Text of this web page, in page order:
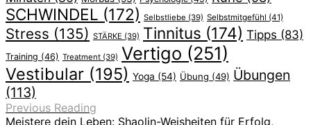
SCHWINDEL (172) Selbstliebe (39) Selbstmitgefühl (41)
Stress (135) STÄRKE (39) Tinnitus (174) Tipps (83)
Training (46) Treatment (39) Vertigo (251)
Vestibular (195) Yoga (54) Übung (49) Übungen
(113)
Previous Reading
Meistere dein Leben: Shaolin-Weisheiten für Erfolg,